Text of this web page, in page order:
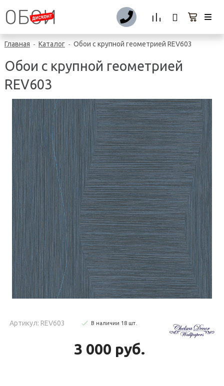
Главная - Каталог - Обои с крупной геометрией REV603
Обои с крупной геометрией
REV603
Артикул: REV603 В наличии 18 шт
3 000 руб.